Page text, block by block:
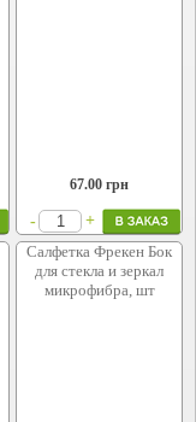
67.00 грн
-
+
Салфетка Фрекен Бок
для стекла и зеркал
микрофибра, шт